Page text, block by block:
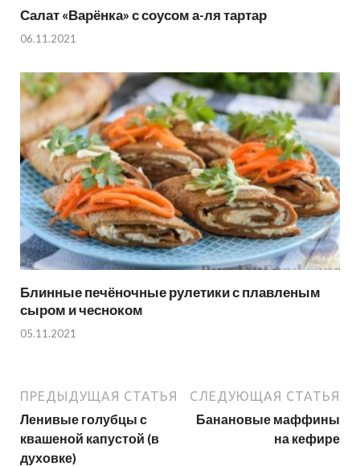
Салат «Варёнка» с соусом а-ля тартар
06.11.2021
Блинные печёночные рулетики с плавленым
сыром и чесноком
05.11.2021
ПРЕДЫДУЩАЯ СТАТЬЯ
Ленивые голубцы с
квашеной капустой (в
духовке)
СЛЕДУЮЩАЯ СТАТЬЯ
Банановые маффины
на кефире